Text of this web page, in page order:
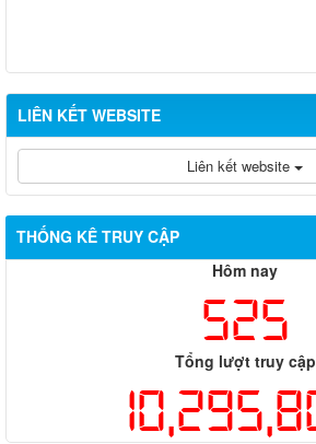
LIÊN KẾT WEBSITE
Liên kết website
THỐNG KÊ TRUY CẬP
Hôm nay
525
Tổng lượt truy cập